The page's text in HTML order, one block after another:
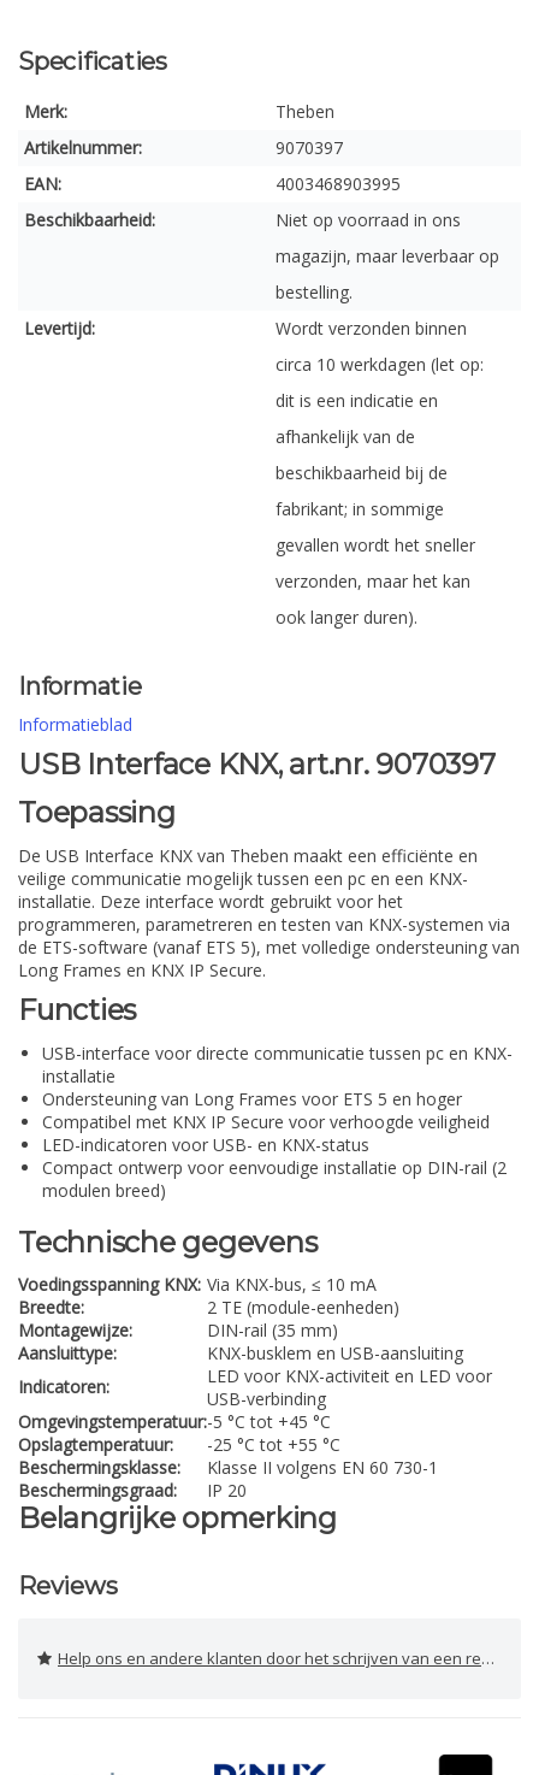
Specificaties
Merk:
Theben
Artikelnummer:
9070397
EAN:
4003468903995
Beschikbaarheid:
Niet op voorraad in ons
magazijn, maar leverbaar op
bestelling.
Levertijd:
Wordt verzonden binnen
circa 10 werkdagen (let op:
dit is een indicatie en
afhankelijk van de
beschikbaarheid bij de
fabrikant; in sommige
gevallen wordt het sneller
verzonden, maar het kan
ook langer duren).
Informatie
Informatieblad
USB Interface KNX, art.nr. 9070397
Toepassing
De USB Interface KNX van Theben maakt een efficiënte en
veilige communicatie mogelijk tussen een pc en een KNX-
installatie. Deze interface wordt gebruikt voor het
programmeren, parametreren en testen van KNX-systemen via
de ETS-software (vanaf ETS 5), met volledige ondersteuning van
Long Frames en KNX IP Secure.
Functies
USB-interface voor directe communicatie tussen pc en KNX-
installatie
Ondersteuning van Long Frames voor ETS 5 en hoger
Compatibel met KNX IP Secure voor verhoogde veiligheid
LED-indicatoren voor USB- en KNX-status
Compact ontwerp voor eenvoudige installatie op DIN-rail (2
modulen breed)
Technische gegevens
Voedingsspanning KNX: Via KNX-bus, ≤ 10 mA
Breedte:
2 TE (module-eenheden)
Montagewijze:
DIN-rail (35 mm)
Aansluittype:
KNX-busklem en USB-aansluiting
Indicatoren:
LED voor KNX-activiteit en LED voor
USB-verbinding
Omgevingstemperatuur:-5 °C tot +45 °C
Opslagtemperatuur:
-25 °C tot +55 °C
Beschermingsklasse:
Klasse II volgens EN 60 730-1
Beschermingsgraad:
IP 20
Belangrijke opmerking
Reviews
Help ons en andere klanten door het schrijven van een review